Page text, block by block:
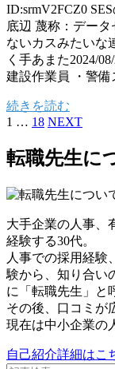
ID:srmV2FCZ0
底辺 蔑称：デー
ないカスみたいな
く手あまた2024/
建設作業員 ・警
続きを読む
1 … 18 NEXT
転職先生に
大手企業の人事、
経験する30代。
人事での採用経験
験から、知り合い
に「転職先生」と
その後、口コミが
現在は中小企業の
自己紹介詳細はこ